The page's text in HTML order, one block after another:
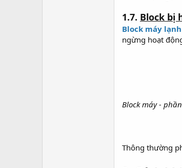
1.7. Block bị
Block máy lạnh
ngừng hoạt
Block máy -
Thông thường